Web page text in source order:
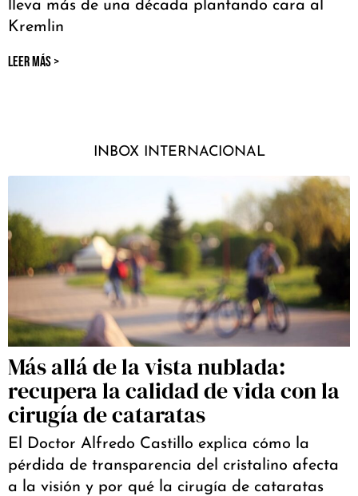
lleva más de una década plantando cara al
Kremlin
LEER MÁS >
INBOX INTERNACIONAL
Más allá de la vista nublada:
recupera la calidad de vida con la
cirugía de cataratas
El Doctor Alfredo Castillo explica cómo la
pérdida de transparencia del cristalino afecta
a la visión y por qué la cirugía de cataratas